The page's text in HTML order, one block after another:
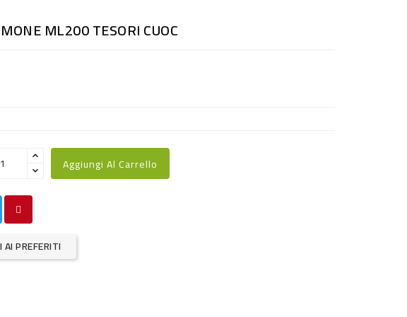
ML200 TESORI CUOC
Aggiungi Al Carrello
PREFERITI